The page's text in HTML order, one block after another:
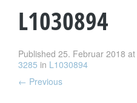
L1030894
Published 25. Februar 2018 at
3285 in L1030894
← Previous